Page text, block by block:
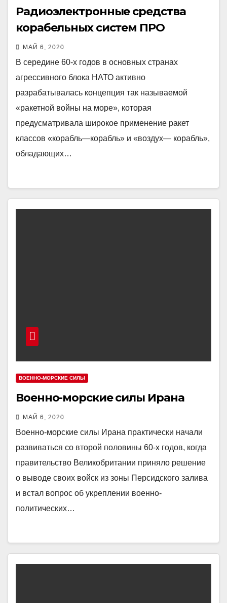
Радиоэлектронные средства
корабельных систем ПРО
МАЙ 6, 2020
В середине 60-х годов в основных странах
агрессивного блока НАТО активно
разрабатывалась концепция так называемой
«ракетной войны на море», которая
предусматривала широкое применение ракет
классов «корабль—корабль» и «воздух— корабль»,
обладающих…
ВОЕННО-МОРСКИЕ СИЛЫ
Военно-морские силы Ирана
МАЙ 6, 2020
Военно-морские силы Ирана практически начали
развиваться со второй половины 60-х годов, когда
правительство Великобритании приняло решение
о выводе своих войск из зоны Персидского залива
и встал вопрос об укреплении военно-
политических…